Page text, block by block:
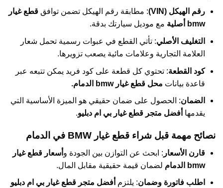
رقم الهيكل (VIN) : مطابقة رقم الهيكل تضمن توافق قطع غيار
bmw أصلية
مع موديل سيارتك بدقة.
التغليف الأصلي: تأتي القطع في عبوات رسمية تحمل شعار
العلامة التجارية وعلامات مائية يصعب تزويرها.
كود القطعة: تحتوي كل قطعة على كود فريد يمكن تتبعه عبر
قاعدة بيانات محل قطع غيار bmw الدمام.
الضمان: الحصول على ضمان حقيقي هو الميزة الأساسية التي
يقدمها أفضل متجر قطع غيار بي ام دبليو.
نصائح مهمة قبل شراء قطع غيار BMW في الدمام
قارن الأسعار : ابحث عن التوازن بين الجودة و أسعار قطع غيار
bmw الدمام
لضمان قيمة حقيقية مقابل المال.
اطلب فاتورة وضمان: يلتزم أفضل متجر قطع غيار بي ام دبليو